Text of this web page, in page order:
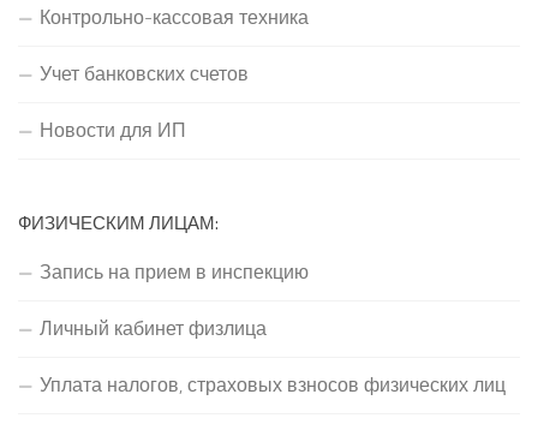
Контрольно-кассовая техника
Учет банковских счетов
Новости для ИП
ФИЗИЧЕСКИМ ЛИЦАМ:
Запись на прием в инспекцию
Личный кабинет физлица
Уплата налогов, страховых взносов физических лиц